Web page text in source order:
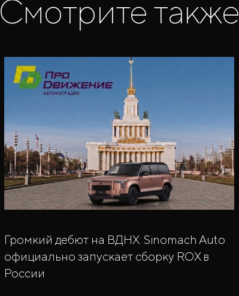
Смотрите также
Громкий дебют на ВДНХ: Sinomach Auto
официально запускает сборку ROX в
России